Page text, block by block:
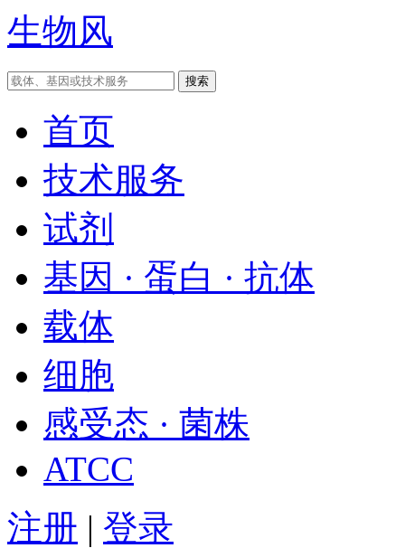
生物风
首页
技术服务
试剂
基因 · 蛋白 · 抗体
载体
细胞
感受态 · 菌株
ATCC
注册 | 登录